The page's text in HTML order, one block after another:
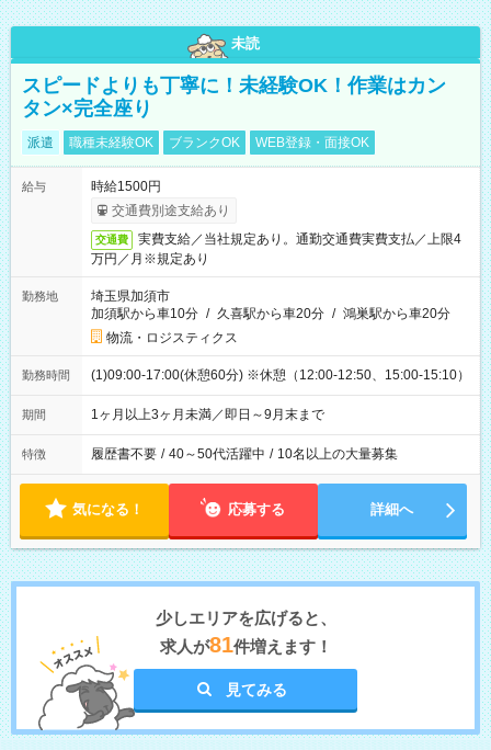
未読
スピードよりも丁寧に！未経験OK！作業はカン
タン×完全座り
派遣 職種未経験OK ブランクOK WEB登録・面接OK
給与
時給1500円
交通費別途支給あり
交通費
実費支給／当社規定あり。通勤交通費実費支払／上限4
万円／月※規定あり
勤務地
埼玉県加須市
加須駅から車10分 / 久喜駅から車20分 / 鴻巣駅から車20分
物流・ロジスティクス
勤務時間 (1)09:00-17:00(休憩60分) ※休憩（12:00-12:50、15:00-15:10）
期間 1ヶ月以上3ヶ月未満／即日～9月末まで
特徴 履歴書不要 / 40～50代活躍中 / 10名以上の大量募集
気になる！ 応募する 詳細へ
少しエリアを広げると、
求人が81件増えます！
見てみる